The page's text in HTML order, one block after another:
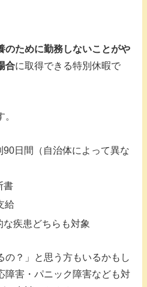
のために勤務しないことがや
合に取得できる特別休暇で
90日間（自治体によって異な
書
給
な疾患どちらも対象
の？」と思う方もいるかもし
障害・パニック障害なども対